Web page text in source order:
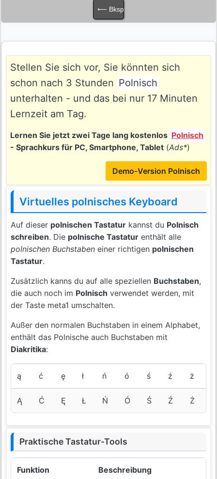
⟵ Bksp
Stellen Sie sich vor, Sie könnten sich
schon nach 3 Stunden Polnisch
unterhalten - und das bei nur 17 Minuten
Lernzeit am Tag.
Lernen Sie jetzt zwei Tage lang kostenlos Polnisch
- Sprachkurs für PC, Smartphone, Tablet (Ads*)
Demo-Version Polnisch
Virtuelles polnisches Keyboard
Auf dieser polnischen Tastatur kannst du Polnisch
schreiben. Die polnische Tastatur enthält alle
polnischen Buchstaben einer richtigen polnischen
Tastatur.
Zusätzlich kanns du auf alle speziellen Buchstaben,
die auch noch im Polnisch verwendet werden, mit
der Taste meta1 umschalten.
Außer den normalen Buchstaben in einem Alphabet,
enthält das Polnische auch Buchstaben mit
Diakritika:
ą ć ę ł ń ó ś ź ż
Ą Ć Ę Ł Ń Ó Ś Ź Ż
Praktische Tastatur-Tools
Funktion Beschreibung